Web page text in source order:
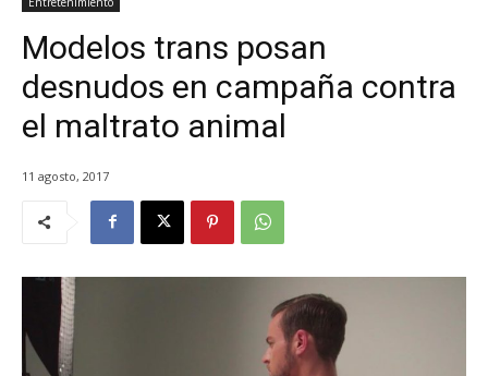
Modelos trans posan
desnudos en campaña contra
el maltrato animal
11 agosto, 2017